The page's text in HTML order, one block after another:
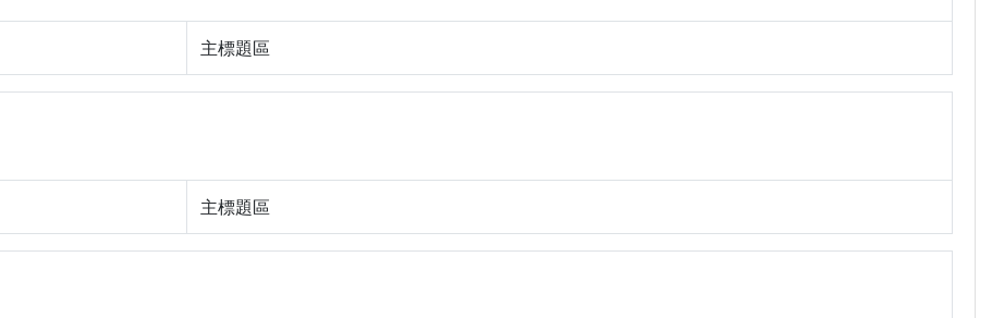
主標題區
主標題區